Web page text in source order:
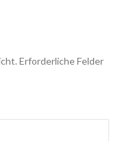
Erforderliche Felder